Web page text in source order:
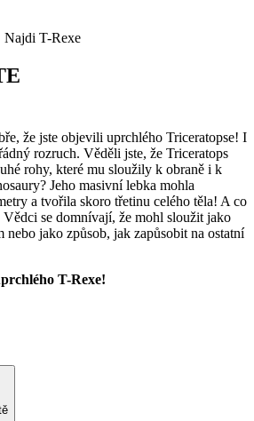
Najdi T-Rexe
že jste objevili uprchlého Triceratopse! I
rozruch. Věděli jste, že Triceratops
rohy, které mu sloužily k obraně i k
Jeho masivní lebka mohla
a tvořila skoro třetinu celého těla! A co
se domnívají, že mohl sloužit jako
nebo jako způsob, jak zapůsobit na ostatní
T-Rexe!